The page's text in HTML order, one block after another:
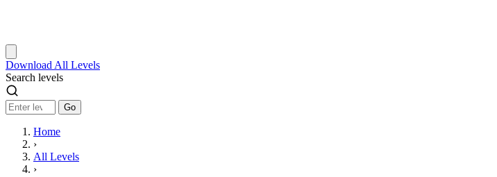
Download All Levels
Search levels
Go
Home
›
All Levels
›